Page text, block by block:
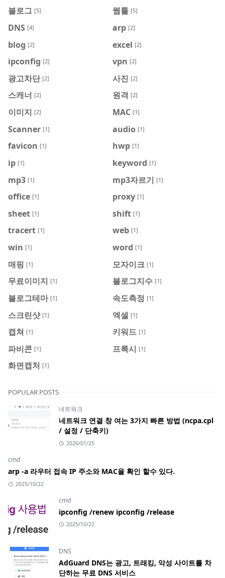
블로그 [5] 웹툴 [5]
DNS [4] arp [2]
blog [2] excel [2]
ipconfig [2] vpn [2]
광고차단 [2] 사진 [2]
스캐너 [2] 원격 [2]
이미지 [2] MAC [1]
Scanner [1] audio [1]
favicon [1] hwp [1]
ip [1] keyword [1]
mp3 [1] mp3자르기 [1]
office [1] proxy [1]
sheet [1] shift [1]
tracert [1] web [1]
win [1] word [1]
매핑 [1] 모자이크 [1]
무료이미지 [1] 블로그지수 [1]
블로그테마 [1] 속도측정 [1]
스크린샷 [1] 엑셀 [1]
캡쳐 [1] 키워드 [1]
파비콘 [1] 프록시 [1]
화면캡처 [1]
POPULAR POSTS
네트워크
네트워크 연결 창 여는 3가지 빠른 방법 (ncpa.cpl
/ 설정 / 단축키)
2026/01/25
cmd
arp -a 라우터 접속 IP 주소와 MAC을 확인 할수 있다.
2025/10/22
cmd
ipconfig /renew ipconfig /release
2025/10/22
DNS
AdGuard DNS는 광고, 트래킹, 악성 사이트를 차
단하는 무료 DNS 서비스